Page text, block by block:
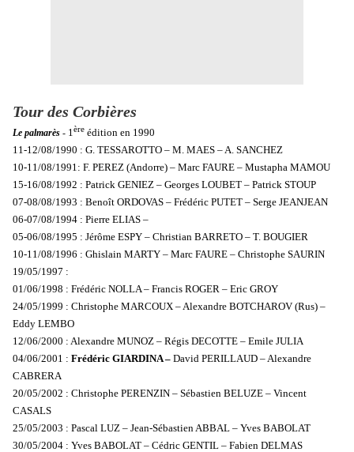
Tour des Corbières
Le palmarès - 1 ère édition en 1990
11-12/08/1990 : G. TESSAROTTO – M. MAES – A. SANCHEZ
10-11/08/1991: F. PEREZ (Andorre) – Marc FAURE – Mustapha MAMOU
15-16/08/1992 : Patrick GENIEZ – Georges LOUBET – Patrick STOUP
07-08/08/1993 : Benoît ORDOVAS – Frédéric PUTET – Serge JEANJEAN
06-07/08/1994 : Pierre ELIAS –
05-06/08/1995 : Jérôme ESPY – Christian BARRETO – T. BOUGIER
10-11/08/1996 : Ghislain MARTY – Marc FAURE – Christophe SAURIN
19/05/1997 :
01/06/1998 : Frédéric NOLLA – Francis ROGER – Eric GROY
24/05/1999 : Christophe MARCOUX – Alexandre BOTCHAROV (Rus) –
Eddy LEMBO
12/06/2000 : Alexandre MUNOZ – Régis DECOTTE – Emile JULIA
04/06/2001 : Frédéric GIARDINA – David PERILLAUD – Alexandre
CABRERA
20/05/2002 : Christophe PERENZIN – Sébastien BELUZE – Vincent
CASALS
25/05/2003 : Pascal LUZ – Jean-Sébastien ABBAL – Yves BABOLAT
30/05/2004 : Yves BABOLAT – Cédric GENTIL – Fabien DELMAS